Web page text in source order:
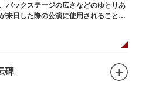
バックステージの広さなどのゆとりあ
来日した際の公演に使用されることが
碑